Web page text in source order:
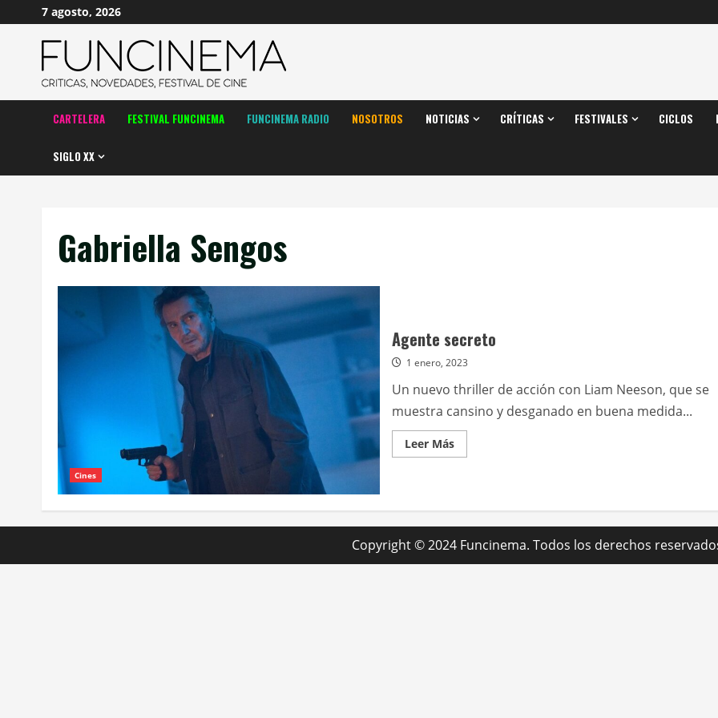
contenido
7 agosto, 2026
CARTELERA FESTIVAL FUNCINEMA FUNCINEMA RADIO NOSOTROS NOTICIAS CRÍTICAS FESTIVALES CICLOS
SIGLO XX
Gabriella Sengos
Cines
Agente secreto
1 enero, 2023
Un nuevo thriller de acción con Liam Neeson, que se
muestra cansino y desganado en buena medida...
Leer MásLeer
más
Copyright © 2024 Funcinema. Todos los derechos